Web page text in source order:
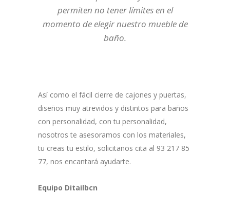
permiten no tener límites en el
momento de elegir nuestro mueble de
baño.
Así como el fácil cierre de cajones y puertas,
diseños muy atrevidos y distintos para baños
con personalidad, con tu personalidad,
nosotros te asesoramos con los materiales,
tu creas tu estilo, solicitanos cita al 93 217 85
77, nos encantará ayudarte.
Equipo Ditailbcn